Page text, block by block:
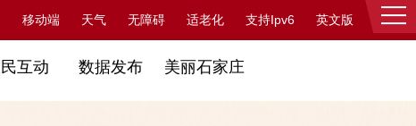
移动端 天气 无障碍 适老化 支持Ipv6 英文版 登录
互动 数据发布 美丽石家庄